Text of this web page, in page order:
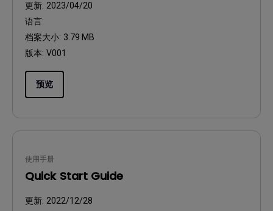
更新: 2023/04/20
语言:
档案大小: 3.79 MB
版本: V001
预览
使用手册
Quick Start Guide
更新: 2022/12/28